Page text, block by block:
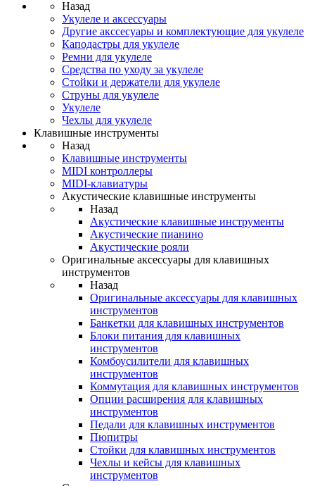
Назад
Укулеле и аксессуары
Другие акссесуары и комплектующие для укулеле
Каподастры для укулеле
Ремни для укулеле
Средства по уходу за укулеле
Стойки и держатели для укулеле
Струны для укулеле
Укулеле
Чехлы для укулеле
Клавишные инструменты
Назад
Клавишные инструменты
MIDI контроллеры
MIDI-клавиатуры
Акустические клавишные инструменты
Назад
Акустические клавишные инструменты
Акустические пианино
Акустические рояли
Оригинальные аксессуары для клавишных
инструментов
Назад
Оригинальные аксессуары для клавишных
инструментов
Банкетки для клавишных инструментов
Блоки питания для клавишных
инструментов
Комбоусилители для клавишных
инструментов
Коммутация для клавишных инструментов
Опции расширения для клавишных
инструментов
Педали для клавишных инструментов
Пюпитры
Стойки для клавишных инструментов
Чехлы и кейсы для клавишных
инструментов